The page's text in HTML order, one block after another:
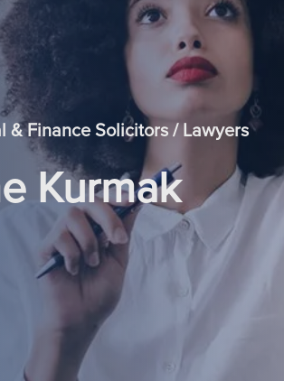
& Finance Solicitors / Lawyers
Kurmak